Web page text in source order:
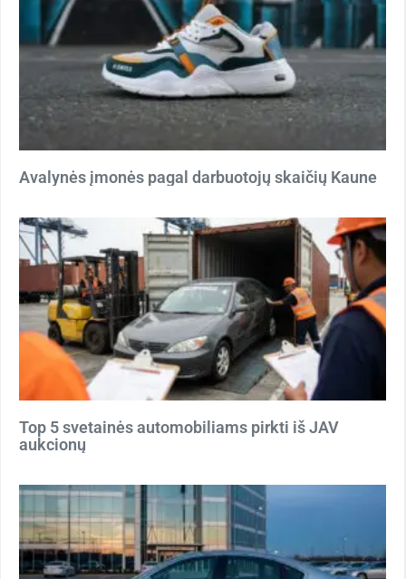
Avalynės įmonės pagal darbuotojų skaičių Kaune
Top 5 svetainės automobiliams pirkti iš JAV
aukcionų